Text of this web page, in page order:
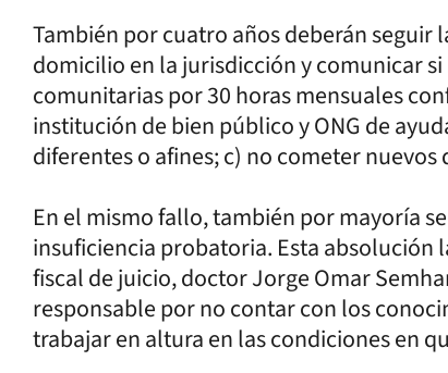
También por cuatro años deberán seguir
domicilio en la jurisdicción y comunicar
comunitarias por 30 horas mensuales
institución de bien público y ONG de
diferentes o afines; c) no cometer nuevos
En el mismo fallo, también por mayoría
insuficiencia probatoria. Esta absolución
fiscal de juicio, doctor Jorge Omar
responsable por no contar con los
trabajar en altura en las condiciones en